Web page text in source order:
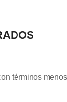
términos menos